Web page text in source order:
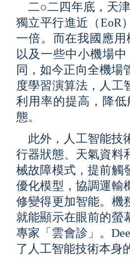
二○二四年底，天
獨立平行進近（EoR
一倍。而在我國應
以及一些中小機場
同，如今正向全機場
度學習演算法，人工
利用率的提高，降
態。
此外，人工智能技
行器狀態、天氣資料
械故障模式，提前觸
優化模型，協調運輸
修變得更加智能。機
就能顯示在眼前的螢
專家「雲會診」。
了人工智能技術本身